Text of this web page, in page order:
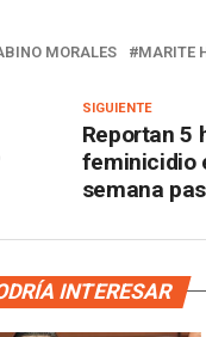
MORALES MARITE
SIGUIENTE
Reportan 5
feminicidio
semana
INTERESAR